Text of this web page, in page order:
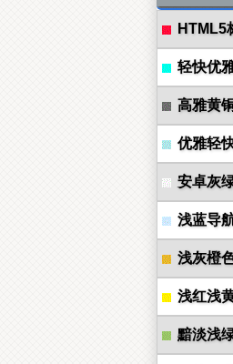
HTML5
轻快优
高雅黄铜
优雅轻
安卓灰
浅蓝导
浅灰橙
浅红浅
黯淡浅